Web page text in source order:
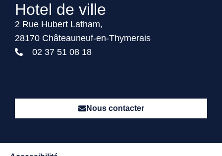
Nous contacter
Hotel de ville
2 Rue Hubert Latham,
28170 Châteauneuf-en-Thymerais
02 37 51 08 18